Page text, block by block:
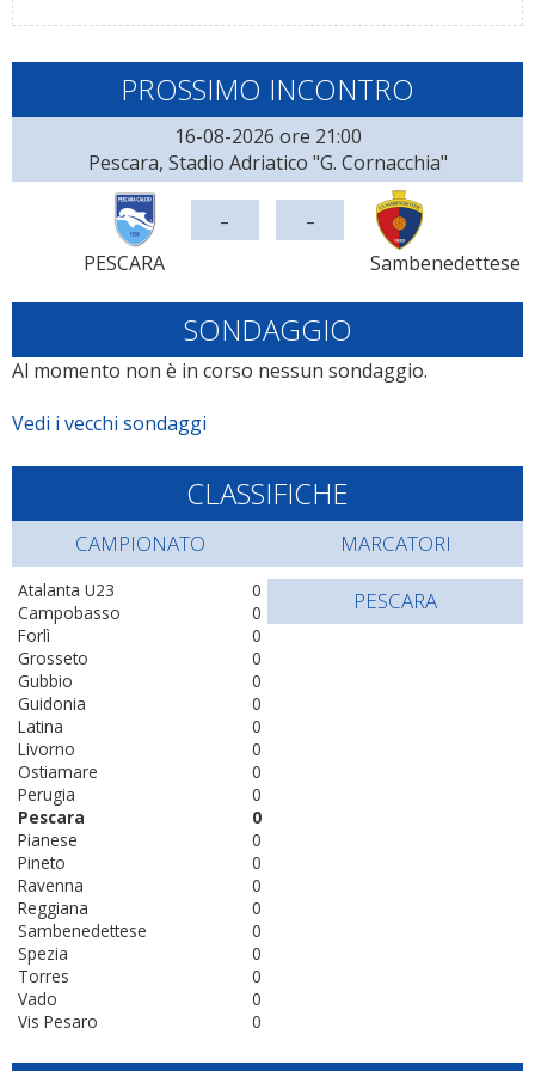
PROSSIMO INCONTRO
16-08-2026 ore 21:00
Pescara, Stadio Adriatico "G. Cornacchia"
PESCARA
- -
Sambenedettese
SONDAGGIO
Al momento non è in corso nessun sondaggio.
Vedi i vecchi sondaggi
CLASSIFICHE
CAMPIONATO
0
Atalanta U23
0
Campobasso
0
Forlì
0
Grosseto
0
Gubbio
0
Guidonia
0
Latina
0
Livorno
0
Ostiamare
0
Perugia
0
Pescara
0
Pianese
0
Pineto
0
Ravenna
0
Reggiana
0
Sambenedettese
0
Spezia
0
Torres
0
Vado
0
Vis Pesaro
MARCATORI
PESCARA